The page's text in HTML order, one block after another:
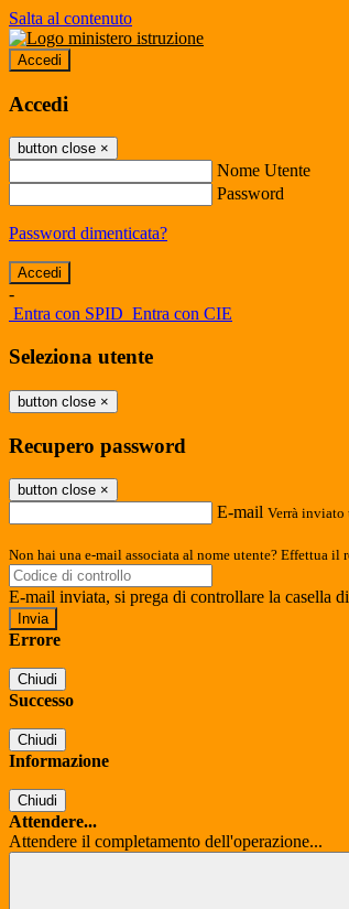
Salta al contenuto
Accedi
Accedi
button close ×
Nome Utente
Password
Password dimenticata?
-
Entra con SPID Entra con CIE
Seleziona utente
button close ×
Recupero password
button close ×
E-mail Verrà inviato
Non hai una e-mail associata al nome utente? Effettua il
E-mail inviata, si prega di controllare la casella
Errore
Chiudi
Successo
Chiudi
Informazione
Chiudi
Attendere...
Attendere il completamento dell'operazione...